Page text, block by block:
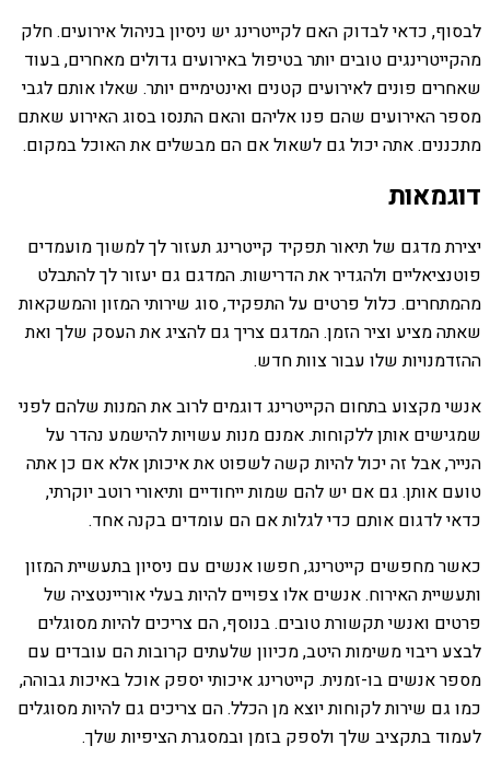
לבסוף, כדאי לבדוק האם לקייטרינג יש ניסיון בניהול אירועים. חלק
מהקייטרינגים טובים יותר בטיפול באירועים גדולים מאחרים, בעוד
שאחרים פונים לאירועים קטנים ואינטימיים יותר. שאלו אותם לגבי
מספר האירועים שהם פנו אליהם והאם התנסו בסוג האירוע שאתם
מתכננים. אתה יכול גם לשאול אם הם מבשלים את האוכל במקום.
דוגמאות
יצירת מדגם של תיאור תפקיד קייטרינג תעזור לך למשוך מועמדים
פוטנציאליים ולהגדיר את הדרישות. המדגם גם יעזור לך להתבלט
מהמתחרים. כלול פרטים על התפקיד, סוג שירותי המזון והמשקאות
שאתה מציע וציר הזמן. המדגם צריך גם להציג את העסק שלך ואת
ההזדמנויות שלו עבור צוות חדש.
אנשי מקצוע בתחום הקייטרינג דוגמים לרוב את המנות שלהם לפני
שמגישים אותן ללקוחות. אמנם מנות עשויות להישמע נהדר על
הנייר, אבל זה יכול להיות קשה לשפוט את איכותן אלא אם כן אתה
טועם אותן. גם אם יש להם שמות ייחודיים ותיאורי רוטב יוקרתי,
כדאי לדגום אותם כדי לגלות אם הם עומדים בקנה אחד.
כאשר מחפשים קייטרינג, חפשו אנשים עם ניסיון בתעשיית המזון
ותעשיית האירוח. אנשים אלו צפויים להיות בעלי אוריינטציה של
פרטים ואנשי תקשורת טובים. בנוסף, הם צריכים להיות מסוגלים
לבצע ריבוי משימות היטב, מכיוון שלעתים קרובות הם עובדים עם
מספר אנשים בו-זמנית. קייטרינג איכותי יספק אוכל באיכות גבוהה,
כמו גם שירות לקוחות יוצא מן הכלל. הם צריכים גם להיות מסוגלים
לעמוד בתקציב שלך ולספק בזמן ובמסגרת הציפיות שלך.